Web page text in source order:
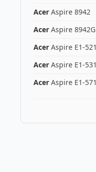
Acer Aspire 8942
Acer Aspire 8942G
Acer Aspire E1-521
Acer Aspire E1-531
Acer Aspire E1-571